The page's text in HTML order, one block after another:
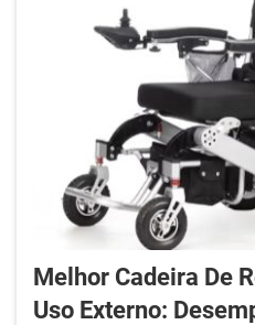
Melhor Cadeira De
Uso Externo: